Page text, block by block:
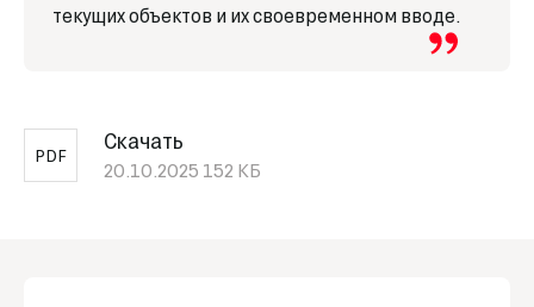
текущих объектов и их своевременном вводе.
PDF
Скачать
20.10.2025 152 КБ